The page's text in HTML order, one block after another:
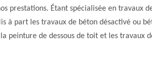
prestations. Étant spécialisée en travaux
à part les travaux de béton désactivé ou
peinture de dessous de toit et les travaux